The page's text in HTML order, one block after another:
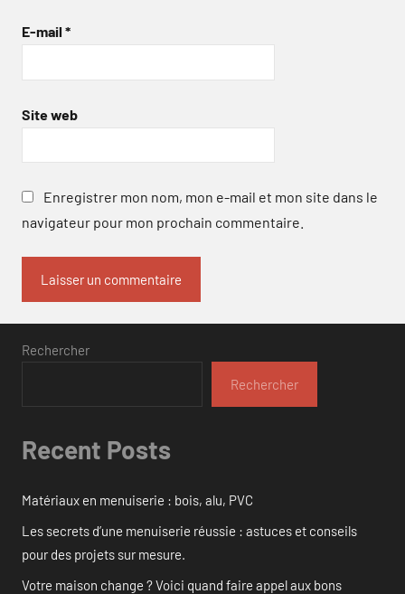
E-mail *
Site web
Enregistrer mon nom, mon e-mail et mon site dans le
navigateur pour mon prochain commentaire.
Rechercher
Rechercher
Recent Posts
Matériaux en menuiserie : bois, alu, PVC
Les secrets d’une menuiserie réussie : astuces et conseils
pour des projets sur mesure.
Votre maison change ? Voici quand faire appel aux bons